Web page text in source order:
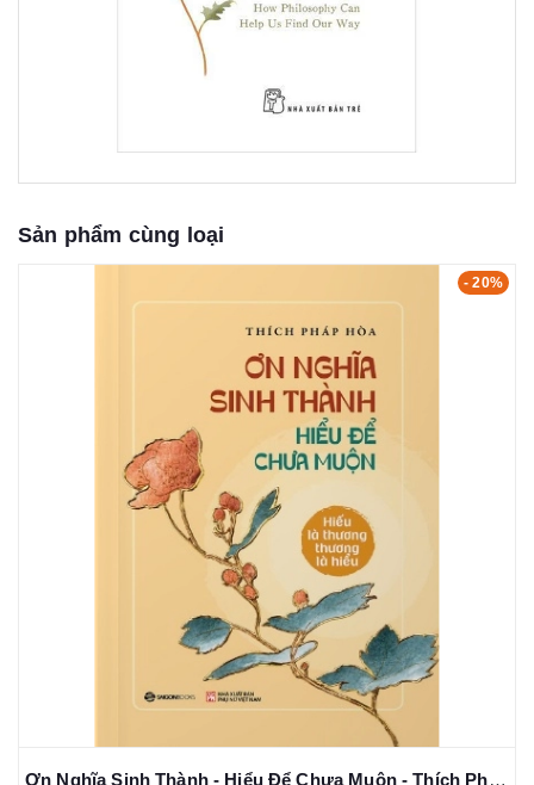
Sản phẩm cùng loại
- 20%
Ơn Nghĩa Sinh Thành - Hiểu Để Chưa Muộn - Thích Pháp Hòa